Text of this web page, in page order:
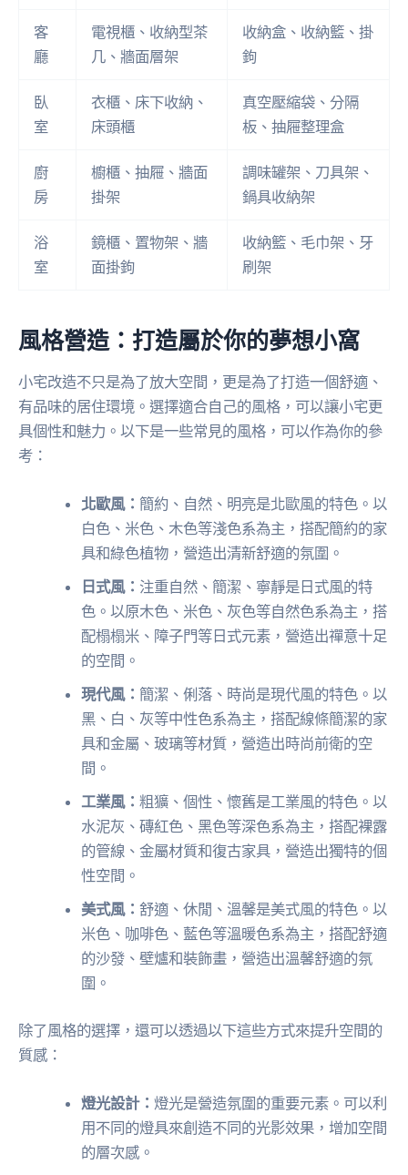
客
廳
電視櫃、收納型茶
几、牆面層架
收納盒、收納籃、掛
鉤
臥
室
衣櫃、床下收納、
床頭櫃
真空壓縮袋、分隔
板、抽屜整理盒
廚
房
櫥櫃、抽屜、牆面
掛架
調味罐架、刀具架、
鍋具收納架
浴
室
鏡櫃、置物架、牆
面掛鉤
收納籃、毛巾架、牙
刷架
風格營造：打造屬於你的夢想小窩
小宅改造不只是為了放大空間，更是為了打造一個舒適、
有品味的居住環境。選擇適合自己的風格，可以讓小宅更
具個性和魅力。以下是一些常見的風格，可以作為你的參
考：
北歐風： 簡約、自然、明亮是北歐風的特色。以
白色、米色、木色等淺色系為主，搭配簡約的家
具和綠色植物，營造出清新舒適的氛圍。
日式風： 注重自然、簡潔、寧靜是日式風的特
色。以原木色、米色、灰色等自然色系為主，搭
配榻榻米、障子門等日式元素，營造出禪意十足
的空間。
現代風： 簡潔、俐落、時尚是現代風的特色。以
黑、白、灰等中性色系為主，搭配線條簡潔的家
具和金屬、玻璃等材質，營造出時尚前衛的空
間。
工業風：粗獷、個性、懷舊是工業風的特色。以
水泥灰、磚紅色、黑色等深色系為主，搭配裸露
的管線、金屬材質和復古家具，營造出獨特的個
性空間。
美式風：舒適、休閒、溫馨是美式風的特色。以
米色、咖啡色、藍色等溫暖色系為主，搭配舒適
的沙發、壁爐和裝飾畫，營造出溫馨舒適的氛
圍。
除了風格的選擇，還可以透過以下這些方式來提升空間的
質感：
燈光設計：燈光是營造氛圍的重要元素。可以利
用不同的燈具來創造不同的光影效果，增加空間
的層次感。